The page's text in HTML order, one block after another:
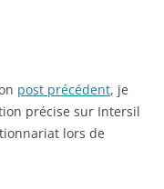
post précédent, je
précise sur Intersil
lors de